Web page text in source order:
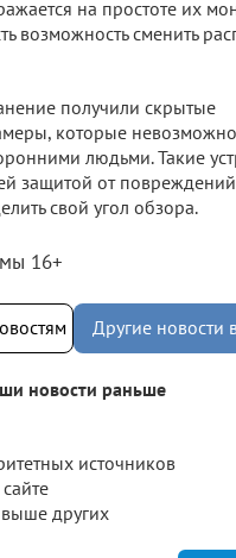
на простоте их
возможность сменить
получили скрытые
которые невозможно
людьми. Такие
защитой от
свой угол обзора.
16+
Другие новости
новости раньше
источников
других